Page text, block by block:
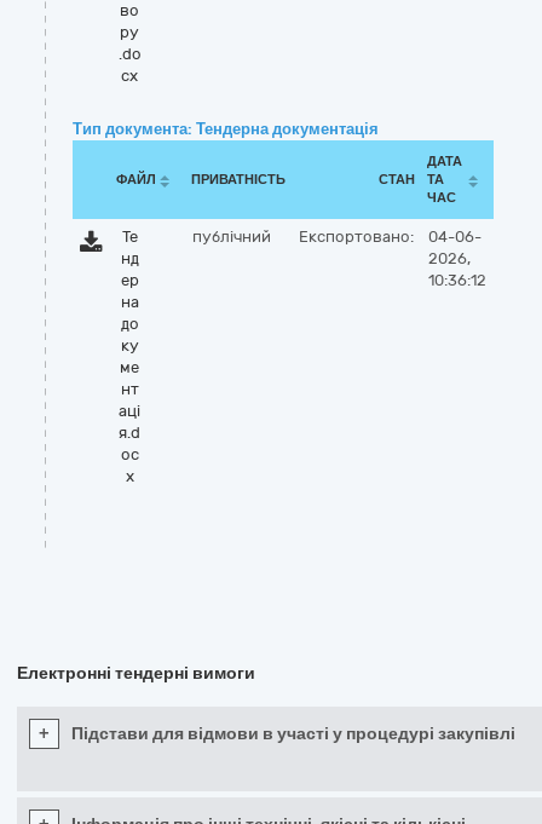
во
ру
.do
cx
Тип документа: Тендерна документація
ФАЙЛ ПРИВАТНІСТЬ СТАН
ДАТА
ТА
ЧАС
Те
нд
ер
на
до
ку
ме
нт
аці
я.d
oc
x
публічний Експортовано:
04-06-
2026,
10:36:12
Електронні тендерні вимоги
+ Підстави для відмови в участі у процедурі закупівлі